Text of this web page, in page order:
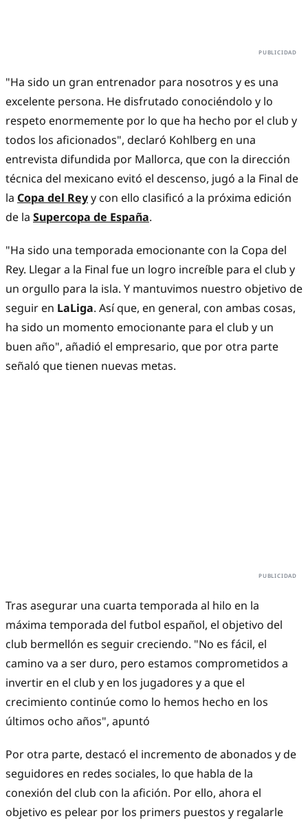
"Ha sido un gran entrenador para nosotros y es una
excelente persona. He disfrutado conociéndolo y lo
respeto enormemente por lo que ha hecho por el club y
todos los aficionados", declaró Kohlberg en una
entrevista difundida por Mallorca, que con la dirección
técnica del mexicano evitó el descenso, jugó a la Final de
la Copa del Reyy con ello clasificó a la próxima edición
de la Supercopa de España.
"Ha sido una temporada emocionante con la Copa del
Rey. Llegar a la Final fue un logro increíble para el club y
un orgullo para la isla. Y mantuvimos nuestro objetivo de
seguir en LaLiga. Así que, en general, con ambas cosas,
ha sido un momento emocionante para el club y un
buen año", añadió el empresario, que por otra parte
señaló que tienen nuevas metas.
Tras asegurar una cuarta temporada al hilo en la
máxima temporada del futbol español, el objetivo del
club bermellón es seguir creciendo. "No es fácil, el
camino va a ser duro, pero estamos comprometidos a
invertir en el club y en los jugadores y a que el
crecimiento continúe como lo hemos hecho en los
últimos ocho años", apuntó
Por otra parte, destacó el incremento de abonados y de
seguidores en redes sociales, lo que habla de la
conexión del club con la afición. Por ello, ahora el
objetivo es pelear por los primers puestos y regalarle